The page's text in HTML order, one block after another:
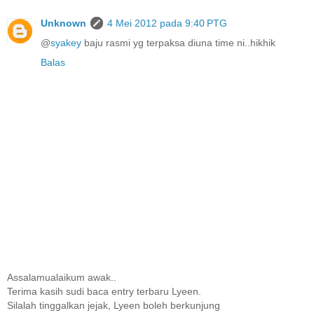
Unknown
4 Mei 2012 pada 9:40 PTG
@syakey baju rasmi yg terpaksa diuna time ni..hikhik
Balas
Assalamualaikum awak..
Terima kasih sudi baca entry terbaru Lyeen.
Silalah tinggalkan jejak, Lyeen boleh berkunjung